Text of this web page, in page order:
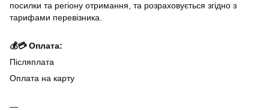
посилки та регіону отримання, та розраховується згідно з
тарифами перевізника.
💰💳 Оплата:
Післяплата
Оплата на карту